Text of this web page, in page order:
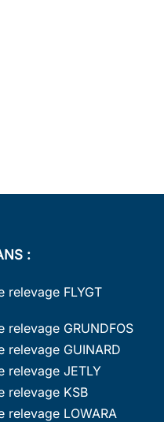
:
relevage FLYGT
relevage GRUNDFOS
relevage GUINARD
relevage JETLY
relevage KSB
relevage LOWARA